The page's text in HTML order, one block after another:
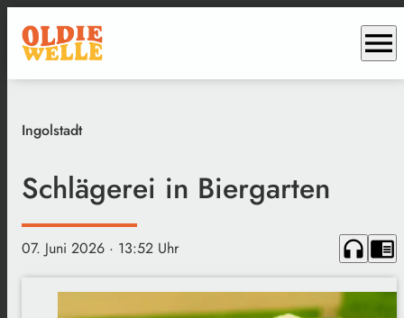
menu
Ingolstadt
Schlägerei in Biergarten
07. Juni 2026 · 13:52 Uhr headphones chrome_reader_mode